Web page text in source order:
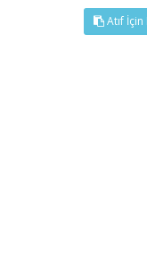
Atıf İçin